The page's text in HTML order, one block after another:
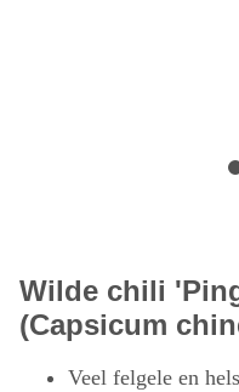
Wilde chili
(Capsicum
Veel felgele en